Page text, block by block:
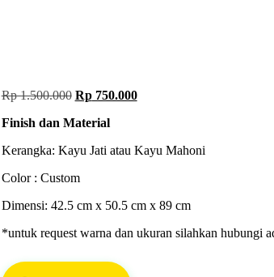
Rp1.500.000 Rp750.000
Finish dan Material
Kerangka: Kayu Jati atau Kayu Mahoni
Color : Custom
Dimensi: 42.5 cm x 50.5 cm x 89 cm
*untuk request warna dan ukuran silahkan hubungi